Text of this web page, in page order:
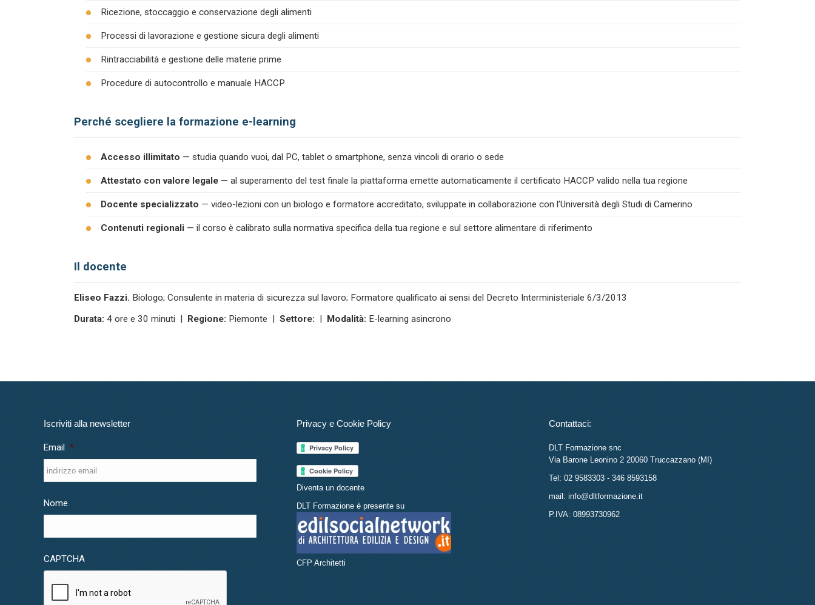
Ricezione, stoccaggio e conservazione degli alimenti
Processi di lavorazione e gestione sicura degli alimenti
Rintracciabilità e gestione delle materie prime
Procedure di autocontrollo e manuale HACCP
Perché scegliere la formazione e-learning
Accesso illimitato — studia quando vuoi, dal PC, tablet o smartphone, senza vincoli di orario o sede
Attestato con valore legale — al superamento del test finale la piattaforma emette automaticamente il certificato HACCP valido nella tua regione
Docente specializzato — video-lezioni con un biologo e formatore accreditato, sviluppate in collaborazione con l’Università degli Studi di Camerino
Contenuti regionali — il corso è calibrato sulla normativa specifica della tua regione e sul settore alimentare di riferimento
Il docente
Eliseo Fazzi. Biologo; Consulente in materia di sicurezza sul lavoro; Formatore qualificato ai sensi del Decreto Interministeriale 6/3/2013
Durata: 4 ore e 30 minuti | Regione: Piemonte | Settore: | Modalità: E-learning asincrono
Iscriviti alla newsletter
Email *
Nome
CAPTCHA
Privacy e Cookie Policy
Diventa un docente
DLT Formazione è presente su
CFP Architetti
Contattaci:
DLT Formazione snc
Via Barone Leonino 2 20060 Truccazzano (MI)
Tel: 02 9583303 - 346 8593158
mail: info@dltformazione.it
P.IVA: 08993730962